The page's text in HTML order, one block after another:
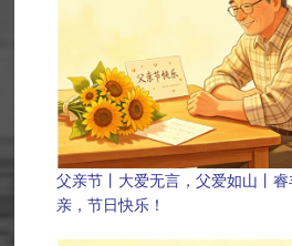
父亲节丨大爱无言，父爱如山丨
亲，节日快乐！